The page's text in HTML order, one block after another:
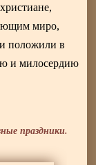
миро,
и положили в
и милосердию
праздники.